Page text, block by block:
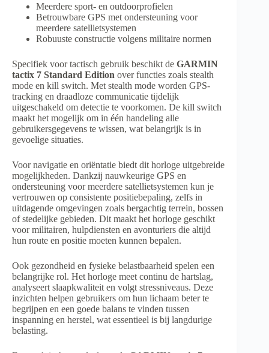
Meerdere sport- en outdoorprofielen
Betrouwbare GPS met ondersteuning voor
meerdere satellietsystemen
Robuuste constructie volgens militaire normen
Specifiek voor tactisch gebruik beschikt de GARMIN
tactix 7 Standard Edition over functies zoals stealth
mode en kill switch. Met stealth mode worden GPS-
tracking en draadloze communicatie tijdelijk
uitgeschakeld om detectie te voorkomen. De kill switch
maakt het mogelijk om in één handeling alle
gebruikersgegevens te wissen, wat belangrijk is in
gevoelige situaties.
Voor navigatie en oriëntatie biedt dit horloge uitgebreide
mogelijkheden. Dankzij nauwkeurige GPS en
ondersteuning voor meerdere satellietsystemen kun je
vertrouwen op consistente positiebepaling, zelfs in
uitdagende omgevingen zoals bergachtig terrein, bossen
of stedelijke gebieden. Dit maakt het horloge geschikt
voor militairen, hulpdiensten en avonturiers die altijd
hun route en positie moeten kunnen bepalen.
Ook gezondheid en fysieke belastbaarheid spelen een
belangrijke rol. Het horloge meet continu de hartslag,
analyseert slaapkwaliteit en volgt stressniveaus. Deze
inzichten helpen gebruikers om hun lichaam beter te
begrijpen en een goede balans te vinden tussen
inspanning en herstel, wat essentieel is bij langdurige
belasting.